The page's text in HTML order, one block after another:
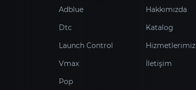
Adblue
Dtc
Launch Control
Vmax
Pop
Hakkımızda
Katalog
Hizmetlerimiz
İletişim